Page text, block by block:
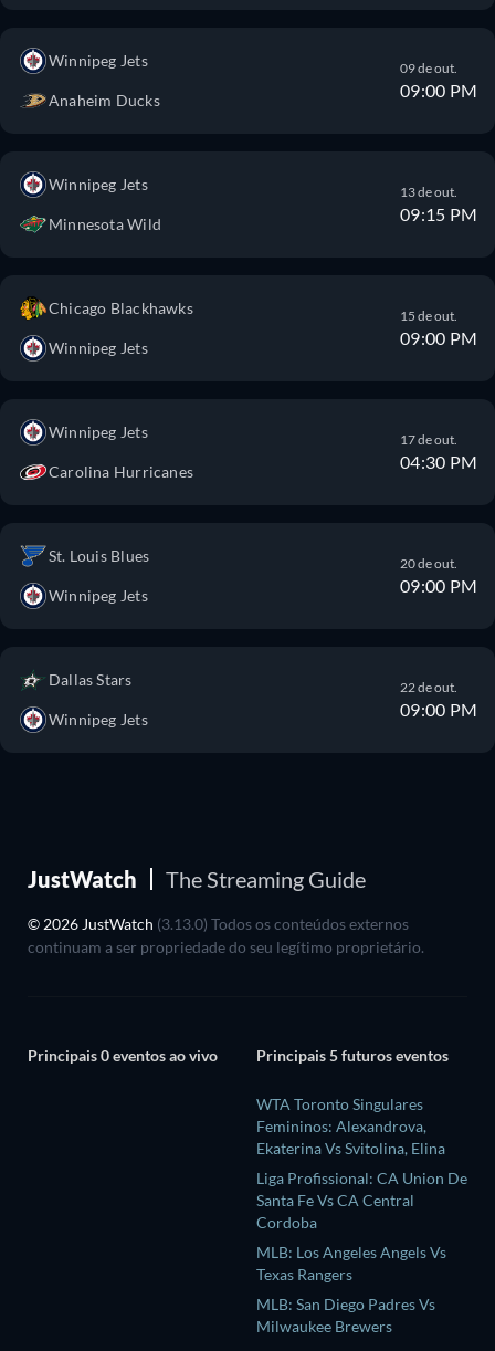
Winnipeg Jets
Anaheim Ducks
09 de out.
09:00 PM
Winnipeg Jets
Minnesota Wild
13 de out.
09:15 PM
Chicago Blackhawks
Winnipeg Jets
15 de out.
09:00 PM
Winnipeg Jets
Carolina Hurricanes
17 de out.
04:30 PM
St. Louis Blues
Winnipeg Jets
20 de out.
09:00 PM
Dallas Stars
Winnipeg Jets
22 de out.
09:00 PM
JustWatch The Streaming Guide
© 2026 JustWatch (3.13.0) Todos os conteúdos externos
continuam a ser propriedade do seu legítimo proprietário.
Principais 0 eventos ao vivo Principais 5 futuros eventos
WTA Toronto Singulares
Femininos: Alexandrova,
Ekaterina Vs Svitolina, Elina
Liga Profissional: CA Union De
Santa Fe Vs CA Central
Cordoba
MLB: Los Angeles Angels Vs
Texas Rangers
MLB: San Diego Padres Vs
Milwaukee Brewers